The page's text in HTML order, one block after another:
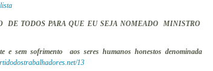
DE TODOS PARA QUE EU SEJA NOMEADO MINISTRO
e sem sofrimento aos seres humanos honestos denominada
13